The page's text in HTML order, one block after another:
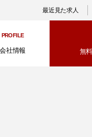
最近見た求人
PROFILE
会社情報 無